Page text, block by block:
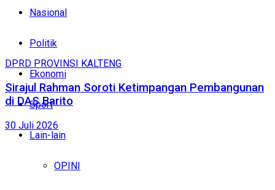
Nasional
Politik
Ekonomi
Sport
Lain-lain
OPINI
DPRD PROVINSI KALTENG
Sirajul Rahman Soroti Ketimpangan Pembangunan
di DAS Barito
30 Juli 2026